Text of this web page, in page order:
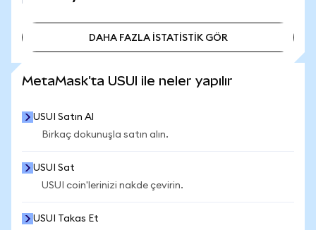
DAHA FAZLA İSTATİSTİK GÖR
MetaMask'ta USUI ile neler yapılır
USUI Satın Al
Birkaç dokunuşla satın alın.
USUI Sat
USUI coin'lerinizi nakde çevirin.
USUI Takas Et